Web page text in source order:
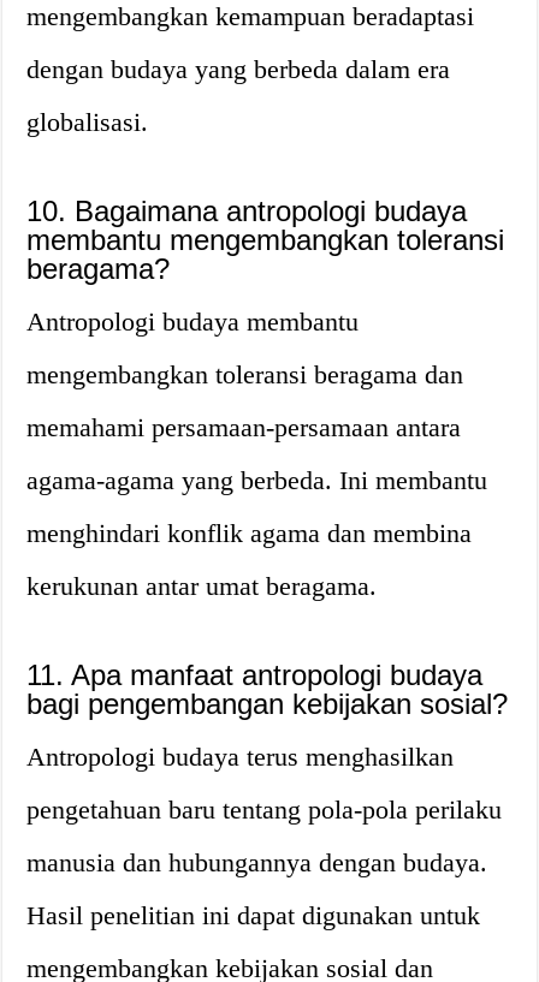
mengembangkan kemampuan beradaptasi
dengan budaya yang berbeda dalam era
globalisasi.
10. Bagaimana antropologi budaya
membantu mengembangkan toleransi
beragama?
Antropologi budaya membantu
mengembangkan toleransi beragama dan
memahami persamaan-persamaan antara
agama-agama yang berbeda. Ini membantu
menghindari konflik agama dan membina
kerukunan antar umat beragama.
11. Apa manfaat antropologi budaya
bagi pengembangan kebijakan sosial?
Antropologi budaya terus menghasilkan
pengetahuan baru tentang pola-pola perilaku
manusia dan hubungannya dengan budaya.
Hasil penelitian ini dapat digunakan untuk
mengembangkan kebijakan sosial dan